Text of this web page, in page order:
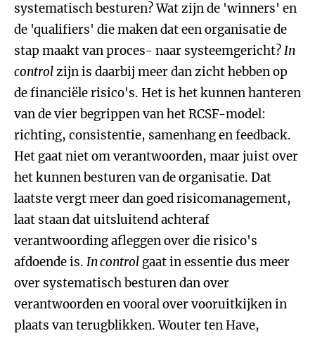
systematisch besturen? Wat zijn de 'winners' en
de 'qualifiers' die maken dat een organisatie de
stap maakt van proces- naar systeemgericht?In
controlzijn is daarbij meer dan zicht hebben op
de financiële risico's. Het is het kunnen hanteren
van de vier begrippen van het RCSF-model:
richting, consistentie, samenhang en feedback.
Het gaat niet om verantwoorden, maar juist over
het kunnen besturen van de organisatie. Dat
laatste vergt meer dan goed risicomanagement,
laat staan dat uitsluitend achteraf
verantwoording afleggen over die risico's
afdoende is. In control gaat in essentie dus meer
over systematisch besturen dan over
verantwoorden en vooral over vooruitkijken in
plaats van terugblikken. Wouter ten Have,